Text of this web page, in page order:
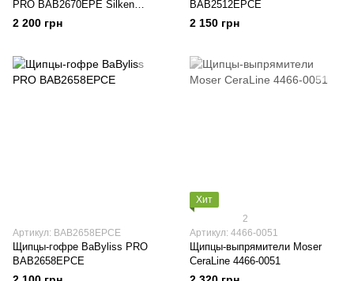
PRO BAB2670EPE Silken
Touch
2 200 грн
BAB2512EPCE
2 150 грн
Артикул: BAB2658EPCE
Щипцы-гофре BaByliss PRO
BAB2658EPCE
Хит
2
Артикул: 4466-0051
Щипцы-выпрямители Moser
CeraLine 4466-0051